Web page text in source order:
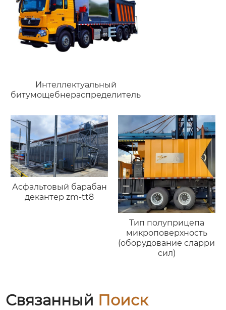
Интеллектуальный
битумощебнераспределитель
Асфальтовый барабан
декантер zm-tt8
Тип полуприцепа
микроповерхность
(оборудование сларри
сил)
Связанный Поиск